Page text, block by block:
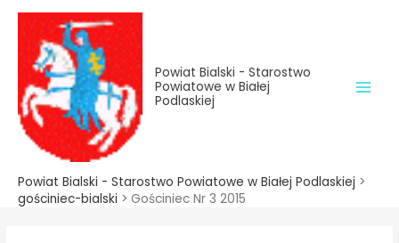
treści
Przejdź
treści
Powiat Bialski - Starostwo
Powiatowe w Białej
Podlaskiej
Powiat Bialski - Starostwo Powiatowe w Białej Podlaskiej >
gościniec-bialski > Gościniec Nr 3 2015